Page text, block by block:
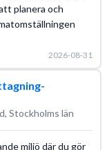
planera och
2026-08-31
Stockholms län
miljö där du gör